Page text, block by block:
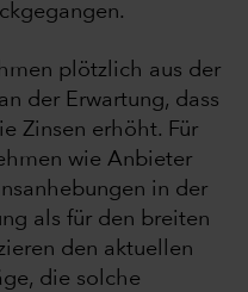
plötzlich aus der
der Erwartung, dass
Zinsen erhöht. Für
wie Anbieter
in der
als für den breiten
den aktuellen
die solche